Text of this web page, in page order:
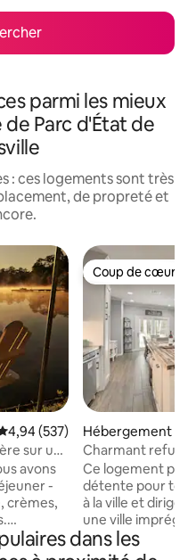
parmi les mieux
Parc d'État de
: ces logements sont très
de propreté et
appréciés
moyenne sur la
4,94 (537)
sur un
crèmes,
!
le !
Coup de cœur
Coup de cœur
Hébergement ⋅
Charmant refuge
Ce logement
détente pour
à la ville et
une ville
entourée de
souvenirs
dans les